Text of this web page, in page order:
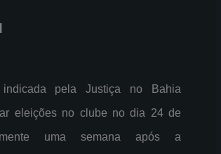
pela Justiça no Bahia
eleições no clube no dia 24 de
uma semana após a